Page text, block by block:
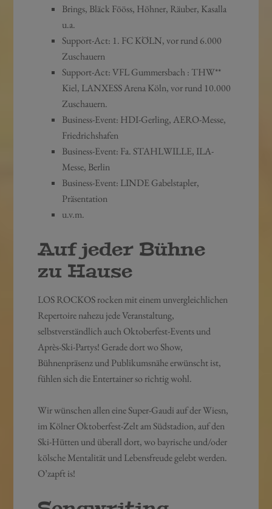
Brings, Bläck Fööss, Höhner, Räuber, Kasalla
u.a.
Support-Act: 1. FC KÖLN, vor rund 6.000
Zuschauern
Support-Act: VFL Gummersbach : THW**
Kiel, LANXESS Arena Köln, vor rund 10.000
Zuschauern.
Business-Event: HDI-Gerling, AERO-Messe,
Friedrichshafen
Business-Event: Fa. STAHLWILLE, ILA-
Messe, Berlin
Business-Event: LINDE Gabelstapler,
Präsentation
u.v.m.
Auf jeder Bühne
zu Hause
LOS ROCKOS rocken mit einem unvergleichlichen
Repertoire nahezu jede Veranstaltung,
selbstverständlich auch Oktoberfest-Events und
Après-Ski-Partys! Gerade dort wo Show,
Bühnenpräsenz und Publikumsnähe erwünscht ist,
fühlen sich die Entertainer so richtig wohl.
Wir wünschen allen eine Super-Gaudi auf der Wiesn,
im Kölner Oktoberfest-Zelt am Südstadion, auf den
Ski-Hütten und überall dort, wo bayrische und/oder
kölsche Mentalität und Lebensfreude gelebt werden.
O’zapft is!